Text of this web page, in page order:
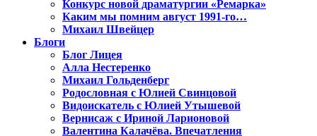
Конкурс новой драматургии «Ремарка»
Каким мы помним август 1991-го…
Михаил Швейцер
Блоги
Блог Лицея
Алла Нестеренко
Михаил Гольденберг
Родословная с Юлией Свинцовой
Видоискатель с Юлией Утышевой
Вернисаж с Ириной Ларионовой
Валентина Калачёва. Впечатления